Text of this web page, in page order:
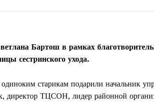
Бартош в рамках
сестринского ухода.
старикам подарили начальник
директор ТЦСОН, лидер районной